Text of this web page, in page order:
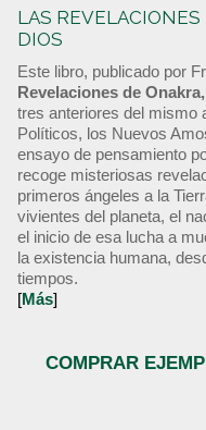
LAS
DIOS
Este libro, publicado por
Revelaciones de
tres anteriores del mismo
Políticos, los Nuevos
ensayo de pensamiento
recoge misteriosas
primeros ángeles a la
vivientes del planeta, el
el inicio de esa lucha a
la existencia humana,
tiempos.
[Más]
COMPRAR